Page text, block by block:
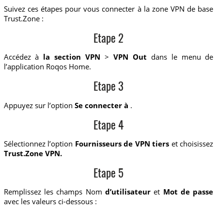
Suivez ces étapes pour vous connecter à la zone VPN de base
Trust.Zone :
Etape 2
Accédez à la section VPN > VPN Out dans le menu de
l’application Roqos Home.
Etape 3
Appuyez sur l’option Se connecter à .
Etape 4
Sélectionnez l’option Fournisseurs de VPN tiers et choisissez
Trust.Zone VPN.
Etape 5
Remplissez les champs Nom d’utilisateur et Mot de passe
avec les valeurs ci-dessous :